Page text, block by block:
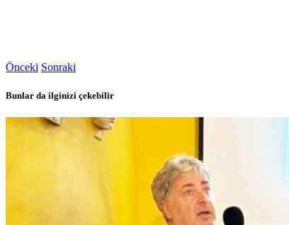
Önceki Sonraki
Bunlar da ilginizi çekebilir